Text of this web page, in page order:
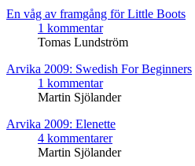
En våg av framgång för Little Boots
1 kommentar
Tomas Lundström
Arvika 2009: Swedish For Beginners
1 kommentar
Martin Sjölander
Arvika 2009: Elenette
4 kommentarer
Martin Sjölander